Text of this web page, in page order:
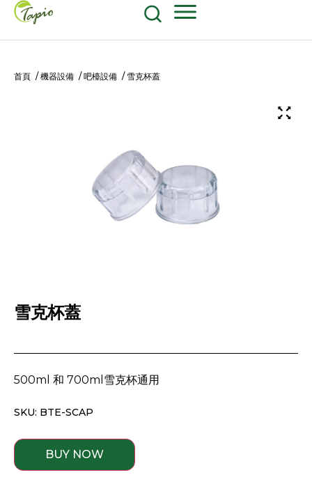
首頁 / 機器設備 / 吧檯設備 / 雪克杯蓋
雪克杯蓋
500ml 和 700ml雪克杯通用
SKU: BTE-SCAP
BUY NOW